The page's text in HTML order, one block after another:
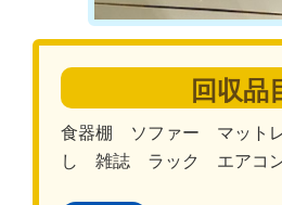
回収品
食器棚 ソファー マット
し 雑誌 ラック エアコ